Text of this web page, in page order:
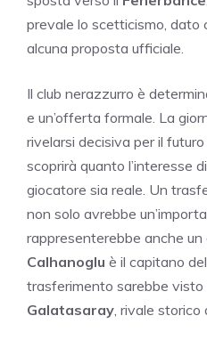
prevale lo scetticismo, dato
alcuna proposta ufficiale.
Il club nerazzurro è
e un’offerta formale. La
rivelarsi decisiva per il futuro
scoprirà quanto l’interesse di
giocatore sia reale. Un
non solo avrebbe
rappresenterebbe anche
Calhanoglu è il capitano
trasferimento sarebbe
Galatasaray, rivale storico